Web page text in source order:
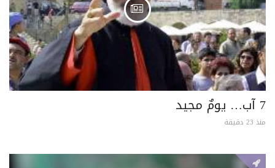
7 آب… يومٌ مجيد
منذ 23 دقيقة